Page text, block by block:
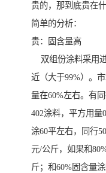
贵的，那到底贵在
简单的分析：
贵：固含量高
双组份涂料采用
近（大于99%）。
量在60%左右。有
402涂料，平方用量
涂60平左右，同行
元/公斤，如果和
斤；和60%固含量